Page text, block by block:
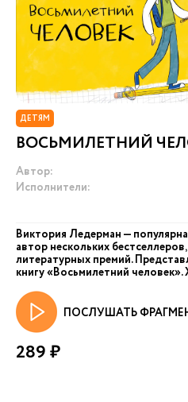
ДЕТЯМ
ВОСЬМИЛЕТНИЙ
Автор:
Исполнители:
Виктория Ледерман —
автор нескольких
литературных премий.
книгу «Восьмилетний
ПОСЛУШАТЬ
289 ₽